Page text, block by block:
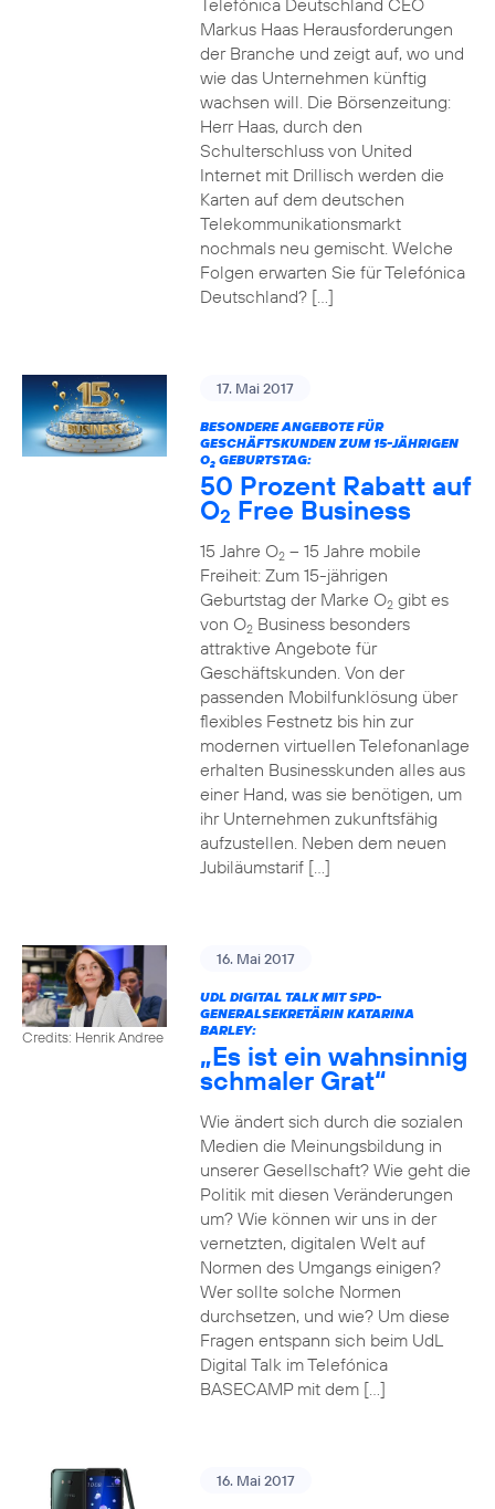
Telefónica Deutschland CEO
Markus Haas Herausforderungen
der Branche und zeigt auf, wo und
wie das Unternehmen künftig
wachsen will. Die Börsenzeitung:
Herr Haas, durch den
Schulterschluss von United
Internet mit Drillisch werden die
Karten auf dem deutschen
Telekommunikationsmarkt
nochmals neu gemischt. Welche
Folgen erwarten Sie für Telefónica
Deutschland? […]
17. Mai 2017
BESONDERE ANGEBOTE FÜR
GESCHÄFTSKUNDEN ZUM 15-JÄHRIGEN
O2GEBURTSTAG:
50 Prozent Rabatt auf
O2 Free Business
15 Jahre O2– 15 Jahre mobile
Freiheit: Zum 15-jährigen
Geburtstag der Marke O2gibt es
von O2Business besonders
attraktive Angebote für
Geschäftskunden. Von der
passenden Mobilfunklösung über
flexibles Festnetz bis hin zur
modernen virtuellen Telefonanlage
erhalten Businesskunden alles aus
einer Hand, was sie benötigen, um
ihr Unternehmen zukunftsfähig
aufzustellen. Neben dem neuen
Jubiläumstarif […]
Credits: Henrik Andree
16. Mai 2017
UDL DIGITAL TALK MIT SPD-
GENERALSEKRETÄRIN KATARINA
BARLEY:
„Es ist ein wahnsinnig
schmaler Grat“
Wie ändert sich durch die sozialen
Medien die Meinungsbildung in
unserer Gesellschaft? Wie geht die
Politik mit diesen Veränderungen
um? Wie können wir uns in der
vernetzten, digitalen Welt auf
Normen des Umgangs einigen?
Wer sollte solche Normen
durchsetzen, und wie? Um diese
Fragen entspann sich beim UdL
Digital Talk im Telefónica
BASECAMP mit dem […]
16. Mai 2017